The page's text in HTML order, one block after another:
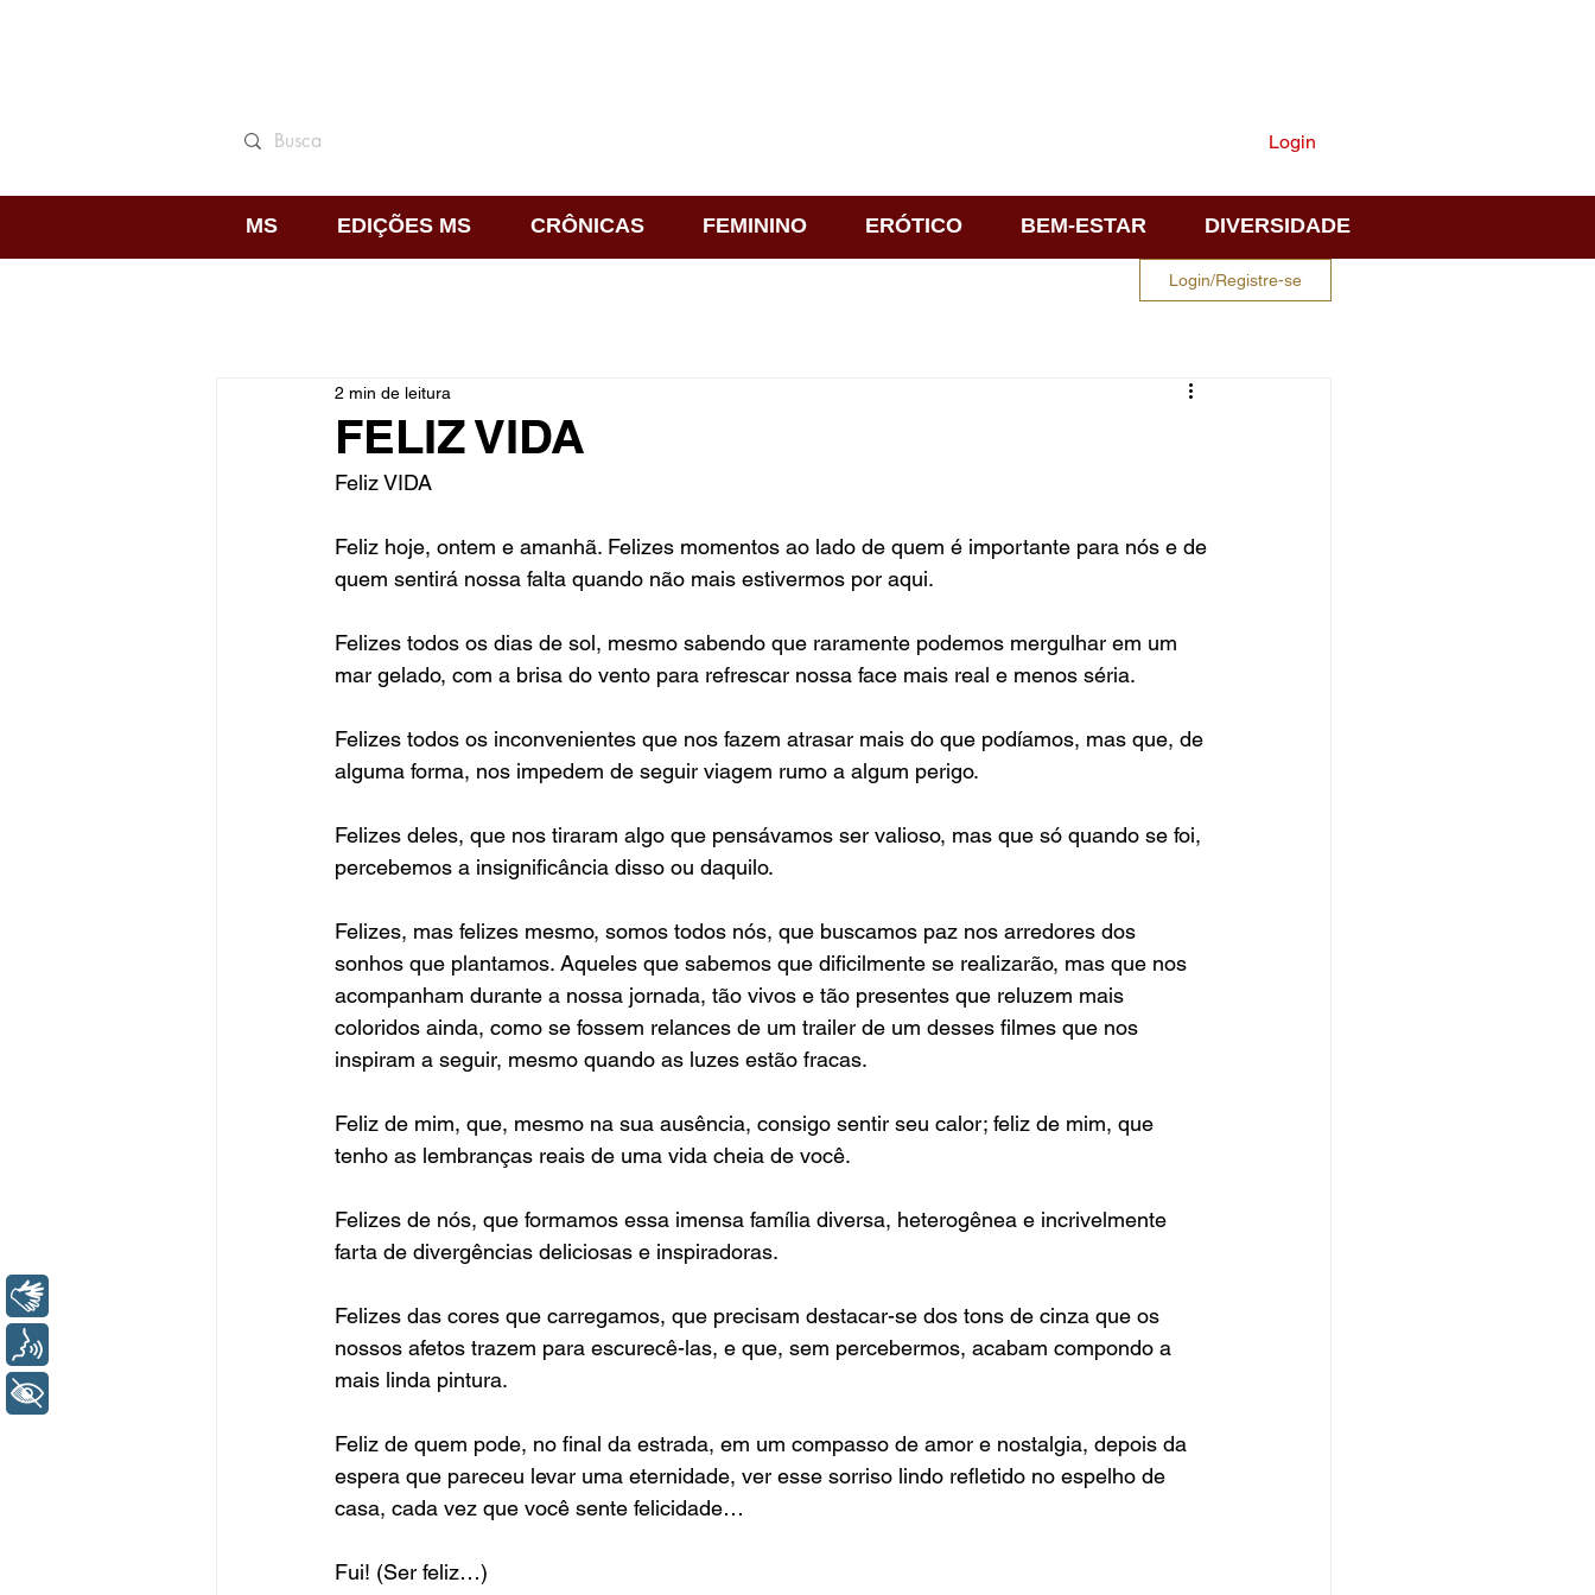
Login
MS EDIÇÕES MS CRÔNICAS FEMININO ERÓTICO BEM-ESTAR DIVERSIDADE
Login/Registre-se
FELIZ VIDA
2 min de leitura
Feliz VIDA
Feliz hoje, ontem e amanhã. Felizes momentos ao lado de quem é importante para nós e de
quem sentirá nossa falta quando não mais estivermos por aqui.
Felizes todos os dias de sol, mesmo sabendo que raramente podemos mergulhar em um
mar gelado, com a brisa do vento para refrescar nossa face mais real e menos séria.
Felizes todos os inconvenientes que nos fazem atrasar mais do que podíamos, mas que, de
alguma forma, nos impedem de seguir viagem rumo a algum perigo.
Felizes deles, que nos tiraram algo que pensávamos ser valioso, mas que só quando se foi,
percebemos a insignificância disso ou daquilo.
Felizes, mas felizes mesmo, somos todos nós, que buscamos paz nos arredores dos
sonhos que plantamos. Aqueles que sabemos que dificilmente se realizarão, mas que nos
acompanham durante a nossa jornada, tão vivos e tão presentes que reluzem mais
coloridos ainda, como se fossem relances de um trailer de um desses filmes que nos
inspiram a seguir, mesmo quando as luzes estão fracas.
Feliz de mim, que, mesmo na sua ausência, consigo sentir seu calor; feliz de mim, que
tenho as lembranças reais de uma vida cheia de você.
Felizes de nós, que formamos essa imensa família diversa, heterogênea e incrivelmente
farta de divergências deliciosas e inspiradoras.
Felizes das cores que carregamos, que precisam destacar-se dos tons de cinza que os
nossos afetos trazem para escurecê-las, e que, sem percebermos, acabam compondo a
mais linda pintura.
Feliz de quem pode, no final da estrada, em um compasso de amor e nostalgia, depois da
espera que pareceu levar uma eternidade, ver esse sorriso lindo refletido no espelho de
casa, cada vez que você sente felicidade…
Fui! (Ser feliz…)